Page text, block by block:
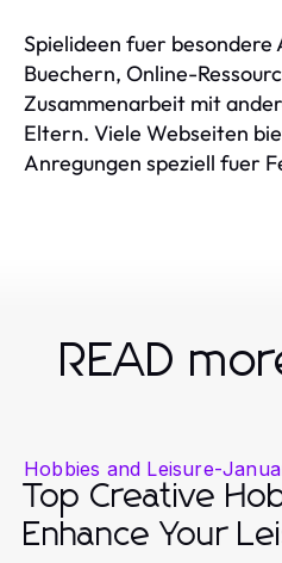
Spielideen fuer besondere
Buechern, Online-
Zusammenarbeit mit
Eltern. Viele Webseiten
Anregungen speziell fuer
READ
Hobbies and Leisure-
Top Creative
Enhance Your